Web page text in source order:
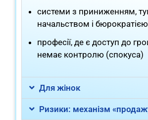
системи з приниженням,
начальством і бюрократією
професії, де є доступ до
немає контролю (спокуса)
Для жінок
Ризики: механізм